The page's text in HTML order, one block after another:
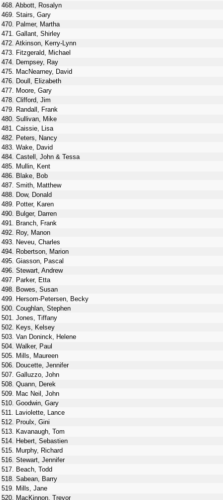
468. Abbott, Rosalyn
469. Stairs, Gary
470. Palmer, Martha
471. Gallant, Shirley
472. Atkinson, Kerry-Lynn
473. Fitzgerald, Michael
474. Dempsey, Ray
475. MacNearney, David
476. Doull, Elizabeth
477. Moore, Gary
478. Clifford, Jim
479. Randall, Frank
480. Sullivan, Mike
481. Caissie, Lisa
482. Peters, Nancy
483. Wake, David
484. Castell, John & Tessa
485. Mullin, Kent
486. Blake, Bob
487. Smith, Matthew
488. Dow, Donald
489. Potter, Karen
490. Bulger, Darren
491. Branch, Frank
492. Roy, Manon
493. Neveu, Charles
494. Robertson, Marion
495. Giasson, Pascal
496. Stewart, Andrew
497. Parker, Etta
498. Bowes, Susan
499. Hersom-Petersen, Becky
500. Coughlan, Stephen
501. Jones, Tiffany
502. Keys, Kelsey
503. Van Doninck, Helene
504. Walker, Paul
505. Mills, Maureen
506. Doucette, Jennifer
507. Galluzzo, John
508. Quann, Derek
509. Mac Neil, John
510. Goodwin, Gary
511. Laviolette, Lance
512. Proulx, Gini
513. Kavanaugh, Tom
514. Hebert, Sebastien
515. Murphy, Richard
516. Stewart, Jennifer
517. Beach, Todd
518. Sabean, Barry
519. Mills, Jane
520. MacKinnon, Trevor